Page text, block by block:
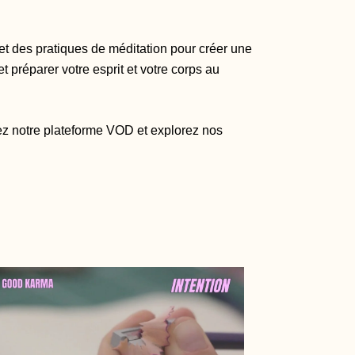
des pratiques de méditation pour créer une
préparer votre esprit et votre corps au
notre plateforme VOD et explorez nos